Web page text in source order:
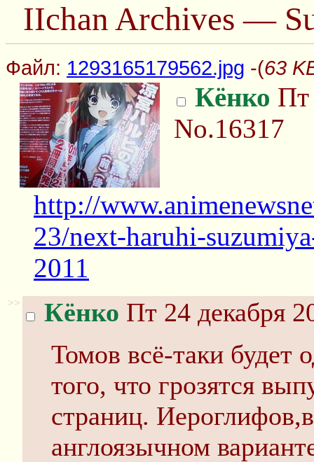
IIchan Archives —
Файл: 1293165179562.jpg -(63
Кёнко Пт
No.16317
http://
23/next-haruhi-
2011
>> Кёнко Пт 24 декабря
Томов всё-таки будет
того, что грозятся
страниц.
англоязычном